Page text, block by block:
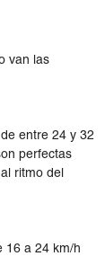
van las
entre 24 y 32
perfectas
ritmo del
16 a 24 km/h